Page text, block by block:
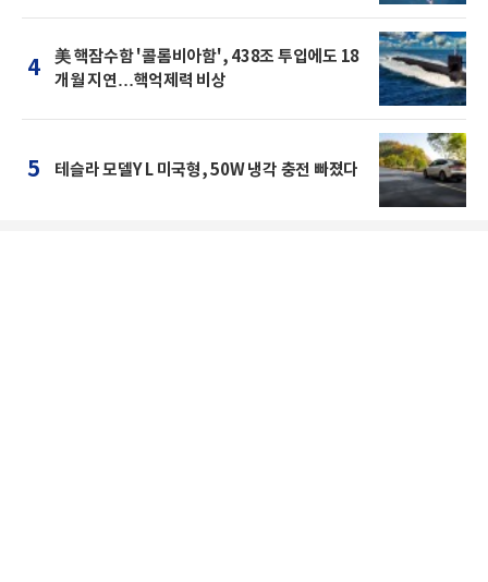
4
美 핵잠수함 '콜롬비아함', 438조 투입에도 18
개월 지연…핵억제력 비상
5 테슬라 모델Y L 미국형, 50W 냉각 충전 빠졌다